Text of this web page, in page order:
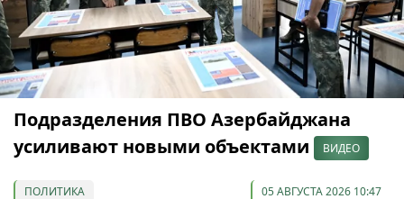
Подразделения ПВО Азербайджана
усиливают новыми объектами
ВИДЕО
ПОЛИТИКА 05 АВГУСТА 2026 10:47